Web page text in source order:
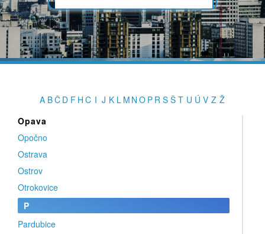
A BČ D F H C I J K L M N O P R S Š T U Ú V Z Ž
Nymburk
Nýrsko
O
Okříšky
Opava
Opočno
Ostrava
Ostrov
Otrokovice
P
Pardubice